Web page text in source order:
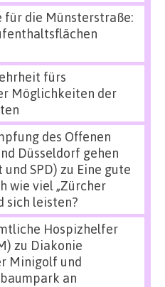
die Münsterstraße:
fürs
Möglichkeiten der
des Offenen
Düsseldorf gehen
SPD) zu Eine gute
wie viel „Zürcher
sich leisten?
Hospizhelfer
zu Diakonie
Minigolf und
an